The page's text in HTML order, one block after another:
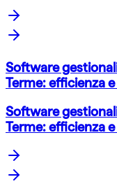
Software
Terme: efficienza
Software
Terme: efficienza